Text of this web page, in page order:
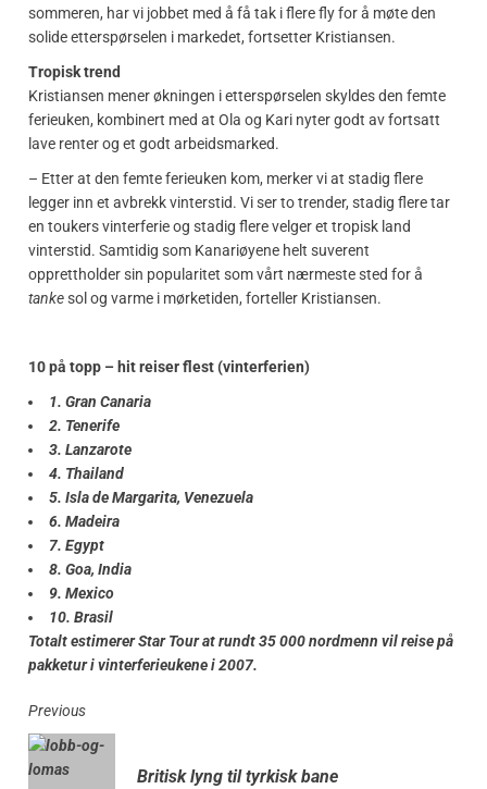
sommeren, har vi jobbet med å få tak i flere fly for å møte den
solide etterspørselen i markedet, fortsetter Kristiansen.
Tropisk trend
Kristiansen mener økningen i etterspørselen skyldes den femte
ferieuken, kombinert med at Ola og Kari nyter godt av fortsatt
lave renter og et godt arbeidsmarked.
– Etter at den femte ferieuken kom, merker vi at stadig flere
legger inn et avbrekk vinterstid. Vi ser to trender, stadig flere tar
en toukers vinterferie og stadig flere velger et tropisk land
vinterstid. Samtidig som Kanariøyene helt suverent
opprettholder sin popularitet som vårt nærmeste sted for å
tankesol og varme i mørketiden, forteller Kristiansen.
10 på topp – hit reiser flest (vinterferien)
1. Gran Canaria
2. Tenerife
3. Lanzarote
4. Thailand
5. Isla de Margarita, Venezuela
6. Madeira
7. Egypt
8. Goa, India
9. Mexico
10. Brasil
Totalt estimerer Star Tour at rundt 35 000 nordmenn vil reise på
pakketur i vinterferieukene i 2007.
Previous
Britisk lyng til tyrkisk bane